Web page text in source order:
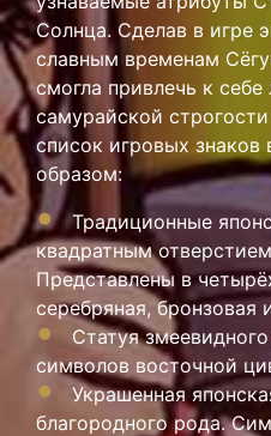
Солнца. Сделав в игре
славным временам
смогла привлечь к себе
самурайской
список игровых
образом:
Традиционные
квадратным
Представлены в
серебряная, бронзовая
Статуя
символов восточной
Украшенная
благородного рода.